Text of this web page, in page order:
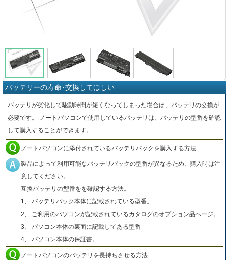
バッテリーの寿命･交換してほしい
バッテリが劣化して駆動時間が短くなってしまった場合は、バッテリの交換が
必要です。 ノートパソコンで使用しているバッテリは、バッテリの型番を確認
して購入することができます。
ノートパソコンに添付されているバッテリパックを購入する方法
製品によって利用可能なバッテリパックの型番が異なるため、購入時は注
意してください。
互換バッテリの型番をを確認する方法。
1、 バッテリパック本体に記載されている型番。
2、 ご利用のパソコンが記載されているカタログのオプション品ページ。
3、 パソコン本体の裏面に記載してある型番
4、 パソコン本体の保証書。
ノートパソコンのバッテリを長持ちさせる方法